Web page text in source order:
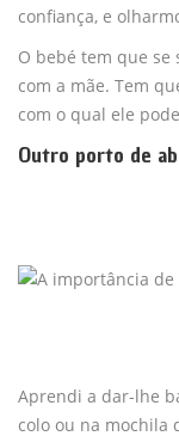
confiança, e
O bebé tem que se
com a mãe. Tem
com o qual ele
Outro porto de
Aprendi a dar-lhe
colo ou na mochila